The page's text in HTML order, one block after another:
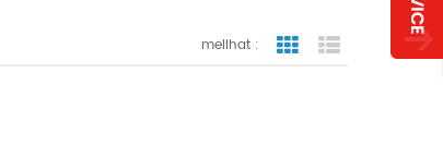
melihat : tampilan bergaris
tampilan